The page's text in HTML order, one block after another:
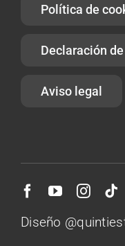
Política de
Declaración
Aviso legal
Diseño